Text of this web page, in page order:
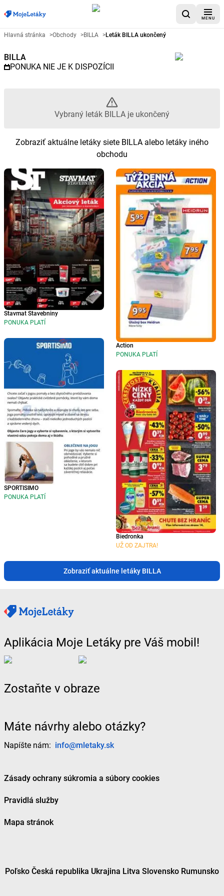
MENU
Reklamný leták BILLA -
Hlavná stránka >Obchody >BILLA >Leták BILLA ukončený
BILLA
PONUKA NIE JE K DISPOZÍCII
Vybraný leták BILLA je ukončený
Zobraziť aktuálne letáky siete BILLA alebo letáky iného
obchodu
Stavmat Stavebniny
PONUKA PLATÍ
SPORTISIMO
PONUKA PLATÍ
Action
PONUKA PLATÍ
Biedronka
UŽ OD ZAJTRA!
Zobraziť aktuálne letáky BILLA
Aplikácia Moje Letáky pre Váš mobil!
Zostaňte v obraze
Máte návrhy alebo otázky?
Napíšte nám: info@mletaky.sk
Zásady ochrany súkromia a súbory cookies
Pravidlá služby
Mapa stránok
Poľsko Česká republika Ukrajina Litva Slovensko Rumunsko